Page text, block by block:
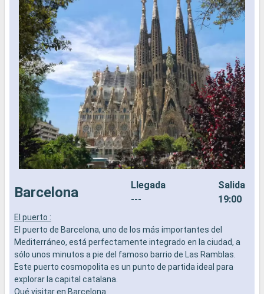
Barcelona
Llegada
---
Salida
19:00
El puerto :
El puerto de Barcelona, uno de los más importantes del
Mediterráneo, está perfectamente integrado en la ciudad, a
sólo unos minutos a pie del famoso barrio de Las Ramblas.
Este puerto cosmopolita es un punto de partida ideal para
explorar la capital catalana.
Qué visitar en Barcelona